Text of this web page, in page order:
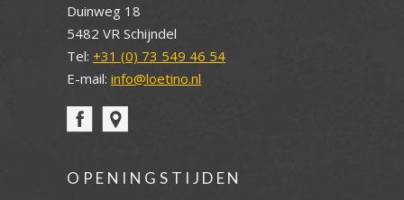
Duinweg 18
5482 VR Schijndel
Tel: +31 (0) 73 549 46 54
E-mail: info@loetino.nl
OPENINGSTIJDEN